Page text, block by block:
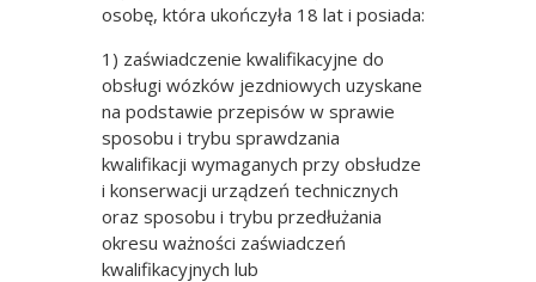
osobę, która ukończyła 18 lat i posiada:
1) zaświadczenie kwalifikacyjne do
obsługi wózków jezdniowych uzyskane
na podstawie przepisów w sprawie
sposobu i trybu sprawdzania
kwalifikacji wymaganych przy obsłudze
i konserwacji urządzeń technicznych
oraz sposobu i trybu przedłużania
okresu ważności zaświadczeń
kwalifikacyjnych lub